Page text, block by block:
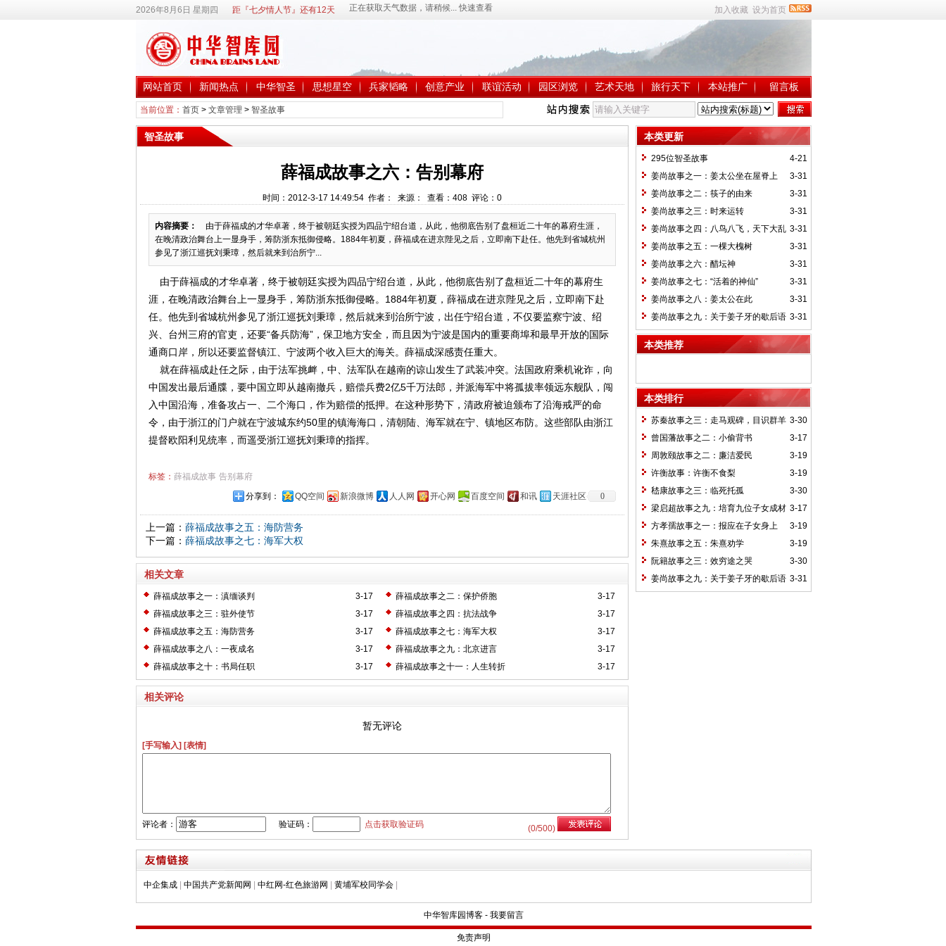
2026年8月6日 星期四 距『七夕情人节』还有12天 加入收藏 设为首页
网站首页 新闻热点 中华智圣 思想星空 兵家韬略 创意产业 联谊活动 园区浏览 艺术天地 旅行天下 本站推广 留言板
当前位置： 首页> 文章管理 > 智圣故事
智圣故事
薛福成故事之六：告别幕府
时间：2012-3-17 14:49:54 作者： 来源： 查看： 408评论： 0
内容摘要：
由于薛福成的才华卓著，终于被朝廷实授为四品宁绍台道，从此，他彻底告别了盘桓近二十年的幕府生涯，
在晚清政治舞台上一显身手，筹防浙东抵御侵略。1884年初夏，薛福成在进京陛见之后，立即南下赴任。他先到省城杭州
参见了浙江巡抚刘秉璋，然后就来到治所宁...
由于薛福成的才华卓著，终于被朝廷实授为四品宁绍台道，从此，他彻底告别了盘桓近二十年的幕府生
涯，在晚清政治舞台上一显身手，筹防浙东抵御侵略。1884年初夏，薛福成在进京陛见之后，立即南下赴
任。他先到省城杭州参见了浙江巡抚刘秉璋，然后就来到治所宁波，出任宁绍台道，不仅要监察宁波、绍
兴、台州三府的官吏，还要“备兵防海”，保卫地方安全，而且因为宁波是国内的重要商埠和最早开放的国际
通商口岸，所以还要监督镇江、宁波两个收入巨大的海关。薛福成深感责任重大。
就在薛福成赴任之际，由于法军挑衅，中、法军队在越南的谅山发生了武装冲突。法国政府乘机讹诈，向
中国发出最后通牒，要中国立即从越南撤兵，赔偿兵费2亿5千万法郎，并派海军中将孤拔率领远东舰队，闯
入中国沿海，准备攻占一、二个海口，作为赔偿的抵押。在这种形势下，清政府被迫颁布了沿海戒严的命
令，由于浙江的门户就在宁波城东约50里的镇海海口，清朝陆、海军就在宁、镇地区布防。这些部队由浙江
提督欧阳利见统率，而遥受浙江巡抚刘秉璋的指挥。
标签： 薛福成故事 告别幕府
分享到：
QQ空间 新浪微博 人人网 开心网 百度空间 和讯 天涯社区 0
上一篇： 薛福成故事之五：海防营务
下一篇： 薛福成故事之七：海军大权
相关文章
3-17
薛福成故事之一：滇缅谈判 3-17
薛福成故事之二：保护侨胞
3-17
薛福成故事之三：驻外使节 3-17
薛福成故事之四：抗法战争
3-17
薛福成故事之五：海防营务 3-17
薛福成故事之七：海军大权
3-17
薛福成故事之八：一夜成名 3-17
薛福成故事之九：北京进言
3-17
薛福成故事之十：书局任职 3-17
薛福成故事之十一：人生转折
相关评论
暂无评论
[手写输入] [表情]
(0/500)
评论者： 验证码： 点击获取验证码
本类更新
4-21
295位智圣故事
3-31
姜尚故事之一：姜太公坐在屋脊上
3-31
姜尚故事之二：筷子的由来
3-31
姜尚故事之三：时来运转
3-31
姜尚故事之四：八鸟八飞，天下大乱
3-31
姜尚故事之五：一棵大槐树
3-31
姜尚故事之六：醋坛神
3-31
姜尚故事之七：“活着的神仙”
3-31
姜尚故事之八：姜太公在此
3-31
姜尚故事之九：关于姜子牙的歇后语
本类推荐
本类排行
3-30
苏秦故事之三：走马观碑，目识群羊
3-17
曾国藩故事之二：小偷背书
3-19
周敦颐故事之二：廉洁爱民
3-19
许衡故事：许衡不食梨
3-30
嵇康故事之三：临死托孤
3-17
梁启超故事之九：培育九位子女成材
的神奇“小妾”——王桂荃
3-19
方孝孺故事之一：报应在子女身上
3-19
朱熹故事之五：朱熹劝学
3-30
阮籍故事之三：效穷途之哭
3-31
姜尚故事之九：关于姜子牙的歇后语
中企集成 中国共产党新闻网 中红网-红色旅游网 黄埔军校同学会
中华智库园博客- 我要留言
免责声明